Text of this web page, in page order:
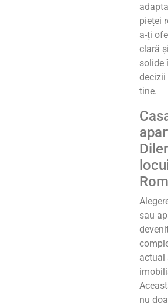
pieței
a-ți
clară
solide
decizii
tine.
sau
actual
nu